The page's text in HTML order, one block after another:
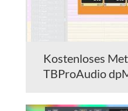
Kostenloses
TBProAudio